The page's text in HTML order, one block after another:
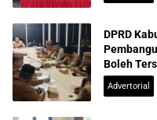
DPRD
Boleh
Advertorial